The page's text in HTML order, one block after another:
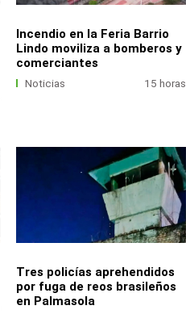
Incendio en la Feria Barrio
Lindo moviliza a bomberos y
comerciantes
Noticias 15 horas
Tres policías aprehendidos
por fuga de reos brasileños
en Palmasola